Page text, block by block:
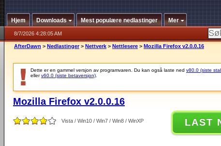
Hjem Downloads Mest populære nedlastinger Mer
8/7/2026 4:28:05 AM
AfterDawn > Nedlastinger > Nettverk > Nettlesere > Mozilla Firefox v2.0.0.16
Dette er en gammel versjon av programvaren. Du kan også laste ned v80.0 (siste
ellerv60.0 (siste betaversjon)
Mozilla Firefox v2.0.0.16
Vista / Win10 / Win7 / Win8 / WinXP LAST